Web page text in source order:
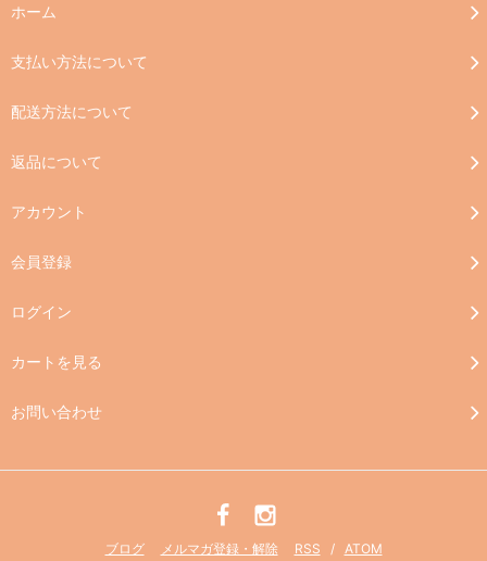
ホーム
支払い方法について
配送方法について
返品について
アカウント
会員登録
ログイン
カートを見る
お問い合わせ
ブログ メルマガ登録・解除 RSS / ATOM